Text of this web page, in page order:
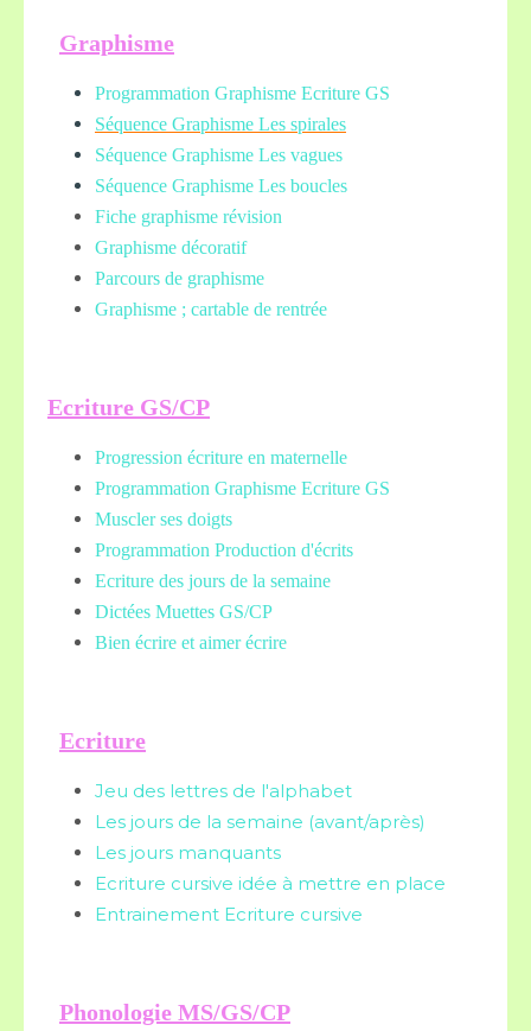
Graphisme
Programmation Graphisme Ecriture GS
Séquence Graphisme Les spirales
Séquence Graphisme Les vagues
Séquence Graphisme Les boucles
Fiche graphisme révision
Graphisme décoratif
Parcours de graphisme
Graphisme ; cartable de rentrée
Ecriture GS/CP
Progression écriture en maternelle
Programmation Graphisme Ecriture GS
Muscler ses doigts
Programmation Production d'écrits
Ecriture des jours de la semaine
Dictées Muettes GS/CP
Bien écrire et aimer écrire
Ecriture
Jeu des lettres de l'alphabet
Les jours de la semaine (avant/après)
Les jours manquants
Ecriture cursive idée à mettre en place
Entrainement Ecriture cursive
Phonologie MS/GS/CP